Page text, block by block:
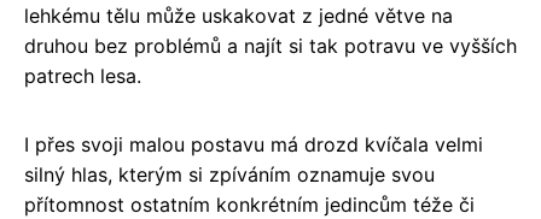
lehkému tělu může uskakovat z jedné větve na
druhou bez problémů a najít si tak potravu ve vyšších
patrech lesa.
I přes svoji malou postavu má drozd kvíčala velmi
silný hlas, kterým si zpíváním oznamuje svou
přítomnost ostatním konkrétním jedincům téže či